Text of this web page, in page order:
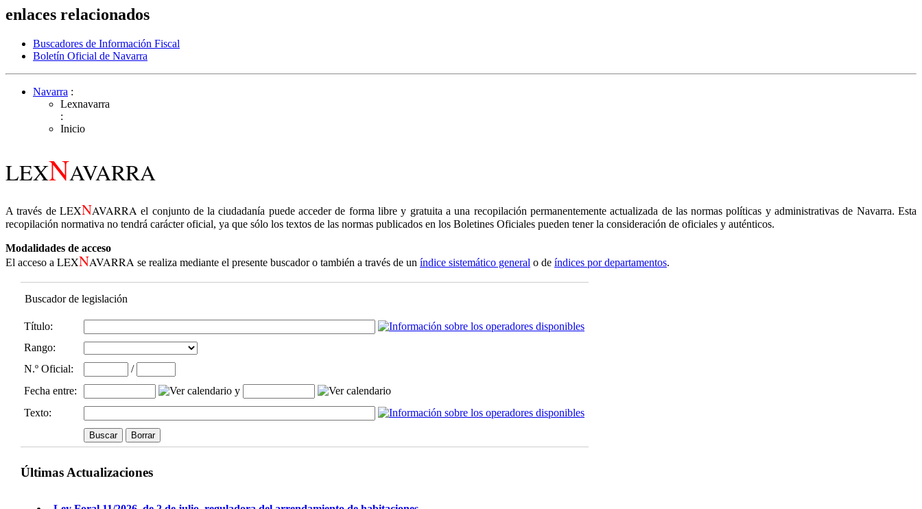
enlaces relacionados
Buscadores de Información Fiscal
Boletín Oficial de Navarra
Navarra :
Lexnavarra
:
Inicio
LEXNAVARRA
A través de LEXNAVARRA el conjunto de la ciudadanía puede acceder de forma libre y gratuita a una recopilación permanentemente actualizada de las normas políticas y administrativas de Navarra. Esta
recopilación normativa no tendrá carácter oficial, ya que sólo los textos de las normas publicados en los Boletines Oficiales pueden tener la consideración de oficiales y auténticos.
Modalidades de acceso
El acceso a LEXNAVARRA se realiza mediante el presente buscador o también a través de un índice sistemático general o de índices por departamentos.
Buscador de legislación
Título:
Rango:
N.º Oficial:
/
Fecha entre:
y
Texto:
Últimas Actualizaciones